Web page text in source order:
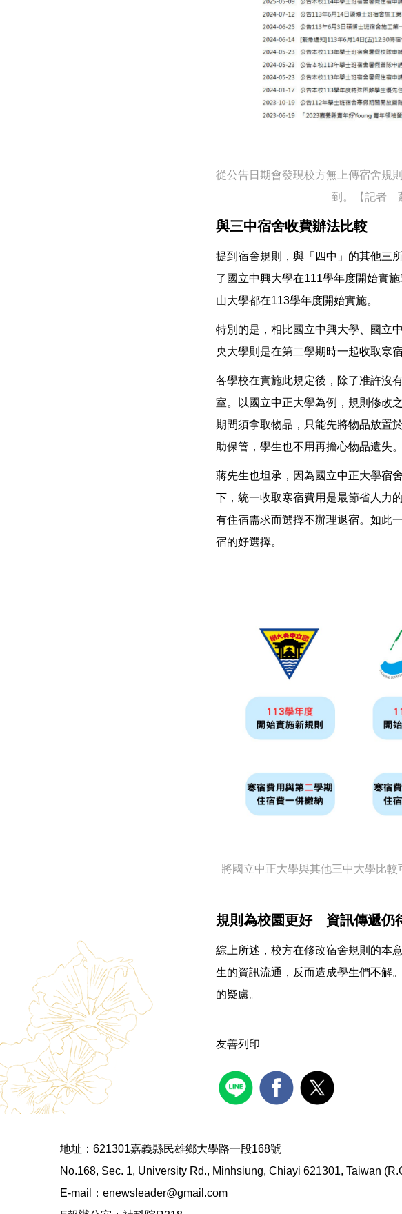
從公告日期會發現校方無上傳宿舍規
到。【記者
與三中宿舍收費辦法比較
提到宿舍規則，與「四中」的其他三
了國立中興大學在111學年度開始實
山大學都在113學年度開始實施。
特別的是，相比國立中興大學、國立
央大學則是在第二學期時一起收取寒宿
各學校在實施此規定後，除了准許沒
室。以國立中正大學為例，規則修改
期間須拿取物品，只能先將物品放置
助保管，學生也不用再擔心物品遺失。
蔣先生也坦承，因為國立中正大學宿
下，統一收取寒宿費用是最節省人力
有住宿需求而選擇不辦理退宿。如此
宿的好選擇。
將國立中正大學與其他三中大學比
規則為校園更好 資訊傳遞仍
綜上所述，校方在修改宿舍規則的本
生的資訊流通，反而造成學生們不解
的疑慮。
友善列印
地址：621301嘉義縣民雄鄉大學路一段168號
No.168, Sec. 1, University Rd., Minhsiung, Chiayi 621301, Taiwan
E-mail：enewsleader@gmail.com